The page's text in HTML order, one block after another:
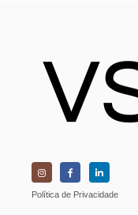
Política de Privacidade